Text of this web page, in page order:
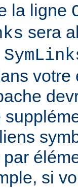
la ligne
sera
votre
si